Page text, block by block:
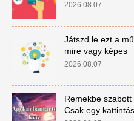
2026.08.07
Játszd le ezt a
mire vagy képes
2026.08.07
Remekbe
Csak egy